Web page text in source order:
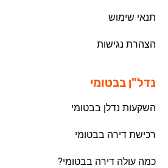
תנאי שימוש
הצהרת נגישות
נדל"ן בבטומי
השקעות נדלן בבטומי
רכישת דירה בבטומי
כמה עולה דירה בבטומי?